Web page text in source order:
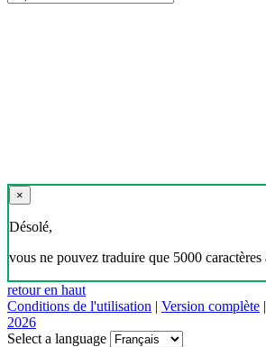
×
Désolé,
vous ne pouvez traduire que 5000 caractères
retour en haut
Conditions de l'utilisation | Version complète |
2026
Select a language